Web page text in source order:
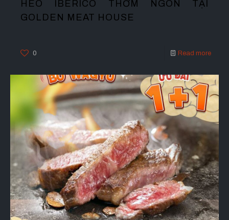
HEO IBERICO THƠM NGON TẠI
GOLDEN MEAT HOUSE
0 Read more